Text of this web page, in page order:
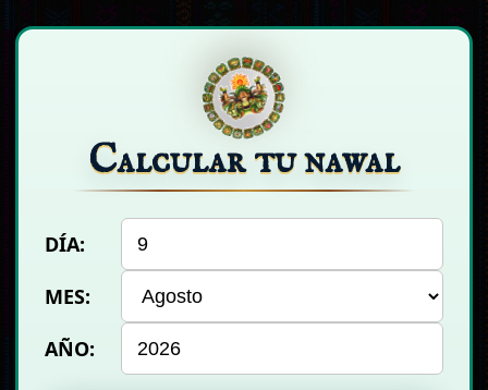
Calcular tu nawal
DÍA:
MES:
AÑO: